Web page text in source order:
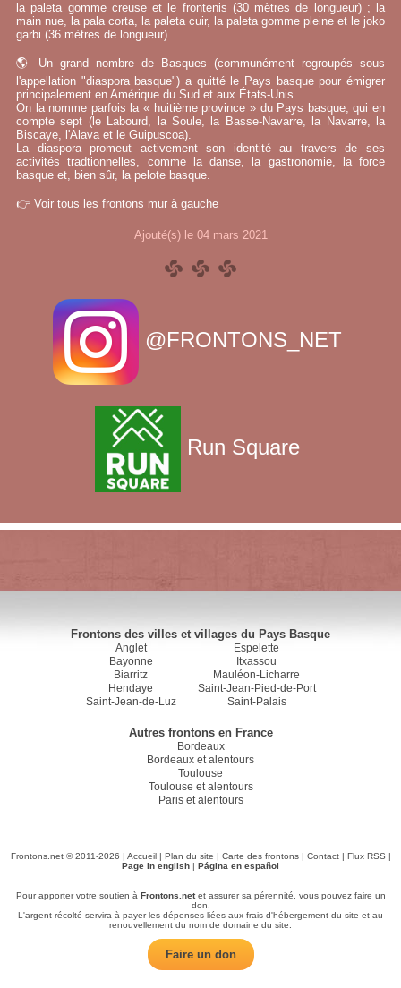
la paleta gomme creuse et le frontenis (30 mètres de longueur) ; la
main nue, la pala corta, la paleta cuir, la paleta gomme pleine et le joko
garbi (36 mètres de longueur).
🌎 Un grand nombre de Basques (communément regroupés sous
l'appellation "diaspora basque") a quitté le Pays basque pour émigrer
principalement en Amérique du Sud et aux États-Unis.
On la nomme parfois la « huitième province » du Pays basque, qui en
compte sept (le Labourd, la Soule, la Basse-Navarre, la Navarre, la
Biscaye, l'Alava et le Guipuscoa).
La diaspora promeut activement son identité au travers de ses
activités tradtionnelles, comme la danse, la gastronomie, la force
basque et, bien sûr, la pelote basque.
👉 Voir tous les frontons mur à gauche
Ajouté(s) le 04 mars 2021
@FRONTONS_NET
Run Square
Frontons des villes et villages du Pays Basque
Anglet
Bayonne
Biarritz
Hendaye
Saint-Jean-de-Luz
Espelette
Itxassou
Mauléon-Licharre
Saint-Jean-Pied-de-Port
Saint-Palais
Autres frontons en France
Bordeaux
Bordeaux et alentours
Toulouse
Toulouse et alentours
Paris et alentours
Frontons.net © 2011-2026 | Accueil| Plan du site | Carte des frontons| Contact| Flux RSS |
Page in english | Página en español
Pour apporter votre soutien à Frontons.netet assurer sa pérennité, vous pouvez faire un
don.
L'argent récolté servira à payer les dépenses liées aux frais d'hébergement du site et au
renouvellement du nom de domaine du site.
Faire un don